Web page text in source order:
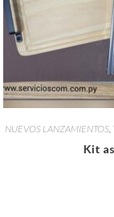
NUEVOS LANZAMIENTOS,
Kit